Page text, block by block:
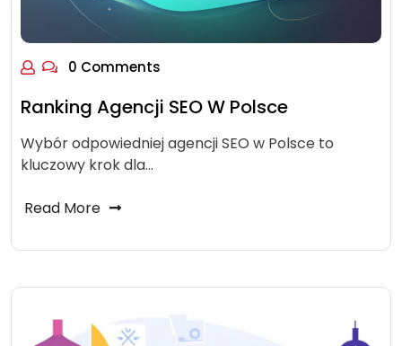
0 Comments
Ranking Agencji SEO W Polsce
Wybór odpowiedniej agencji SEO w Polsce to
kluczowy krok dla…
Read More